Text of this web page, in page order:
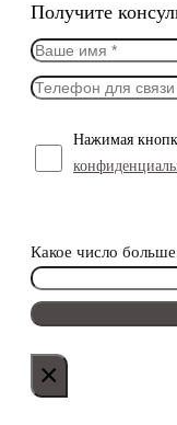
Получите
Нажимая
Какое число
×